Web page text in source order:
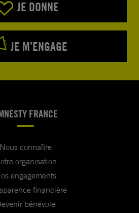
JE DONNE
JE M’ENGAGE
FRANCE
Nous connaître
organisation
engagements
financière
bénévole